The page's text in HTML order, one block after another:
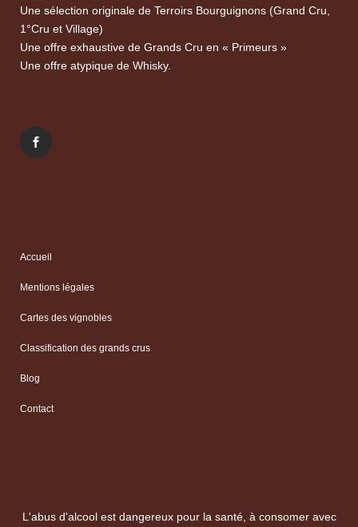
Une sélection originale de Terroirs Bourguignons (Grand Cru,
1°Cru et Village)
Une offre exhaustive de Grands Cru en « Primeurs »
Une offre atypique de Whisky.
Accueil
Mentions légales
Cartes des vignobles
Classification des grands crus
Blog
Contact
L'abus d'alcool est dangereux pour la santé, à consomer avec